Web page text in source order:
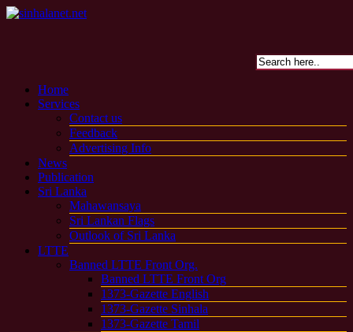
Home
Services
Contact us
Feedback
Advertising Info
News
Publication
Sri Lanka
Mahawansaya
Sri Lankan Flags
Outlook of Sri Lanka
LTTE
Banned LTTE Front Org.
Banned LTTE Front Org
1373-Gazette English
1373-Gazette Sinhala
1373-Gazette Tamil